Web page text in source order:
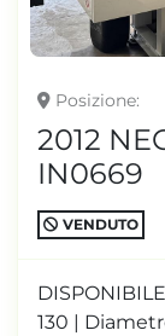
Posizione
2012
IN0669
VENDUTO
130 |